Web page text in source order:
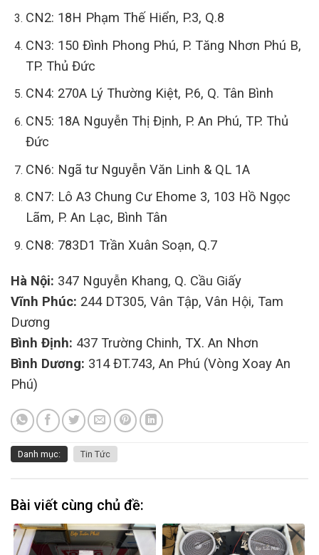
CN2: 18H Phạm Thế Hiển, P.3, Q.8
CN3: 150 Đình Phong Phú, P. Tăng Nhơn Phú B,
TP. Thủ Đức
CN4: 270A Lý Thường Kiệt, P.6, Q. Tân Bình
CN5: 18A Nguyễn Thị Định, P. An Phú, TP. Thủ
Đức
CN6: Ngã tư Nguyễn Văn Linh & QL 1A
CN7: Lô A3 Chung Cư Ehome 3, 103 Hồ Ngọc
Lãm, P. An Lạc, Bình Tân
CN8: 783D1 Trần Xuân Soạn, Q.7
Hà Nội: 347 Nguyễn Khang, Q. Cầu Giấy
Vĩnh Phúc: 244 DT305, Vân Tập, Vân Hội, Tam
Dương
Bình Định: 437 Trường Chinh, TX. An Nhơn
Bình Dương: 314 ĐT.743, An Phú (Vòng Xoay An
Phú)
Danh mục: Tin Tức
Bài viết cùng chủ đề: